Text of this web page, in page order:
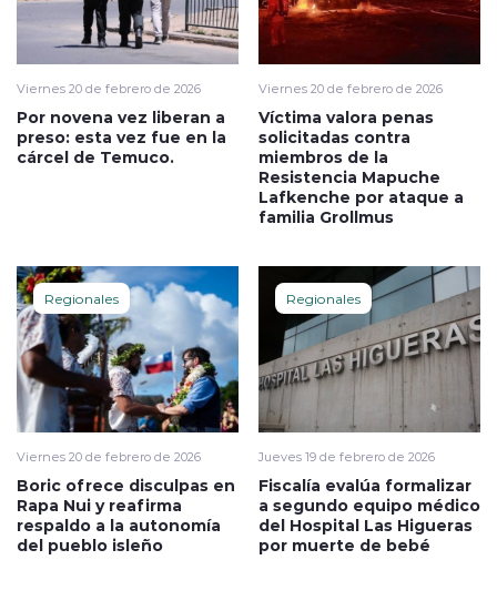
Viernes 20 de febrero de 2026
Por novena vez liberan a
preso: esta vez fue en la
cárcel de Temuco.
Viernes 20 de febrero de 2026
Víctima valora penas
solicitadas contra
miembros de la
Resistencia Mapuche
Lafkenche por ataque a
familia Grollmus
Regionales
Viernes 20 de febrero de 2026
Boric ofrece disculpas en
Rapa Nui y reafirma
respaldo a la autonomía
del pueblo isleño
Regionales
Jueves 19 de febrero de 2026
Fiscalía evalúa formalizar
a segundo equipo médico
del Hospital Las Higueras
por muerte de bebé